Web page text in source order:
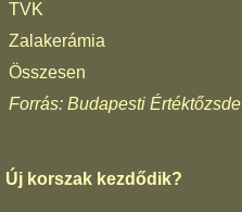
TVK
Zalakerámia
Összesen
Forrás: Budapesti Értéktőzsde
Új korszak kezdődik?